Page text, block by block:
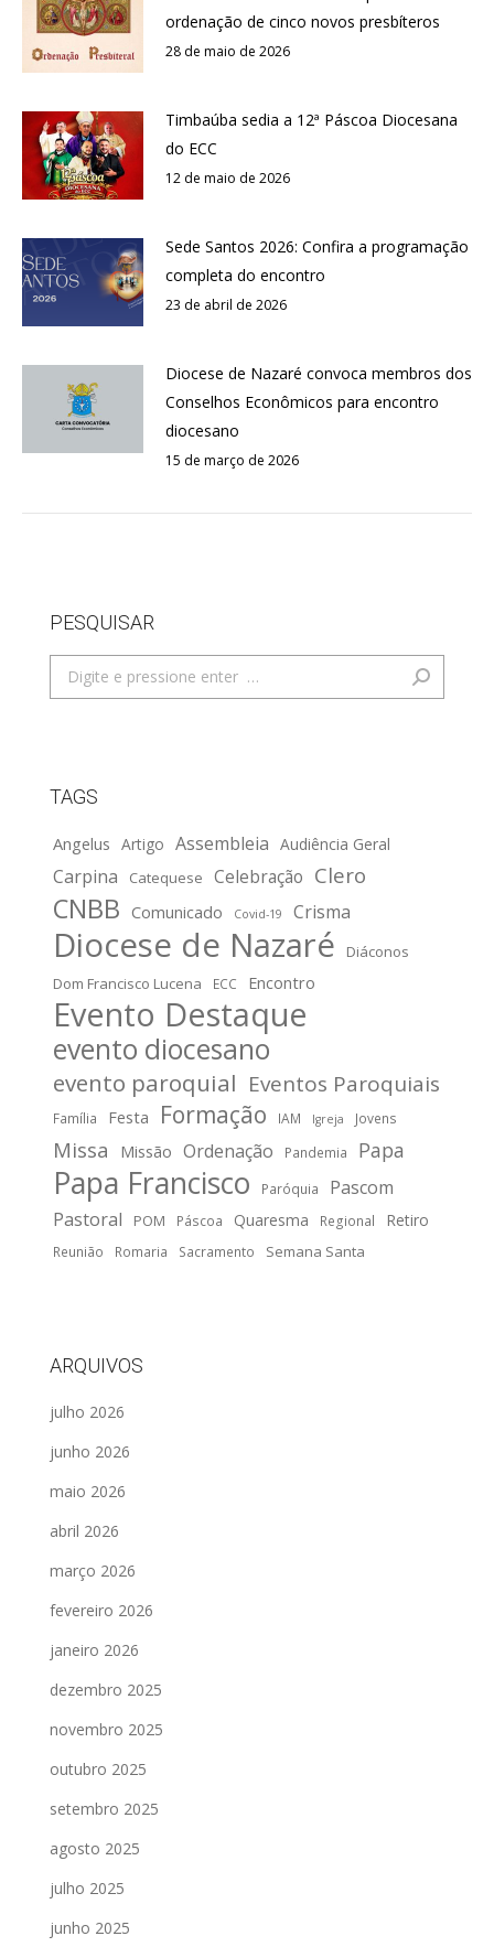
ordenação de cinco novos presbíteros
28 de maio de 2026
Timbaúba sedia a 12ª Páscoa Diocesana
do ECC
12 de maio de 2026
Sede Santos 2026: Confira a programação
completa do encontro
23 de abril de 2026
Diocese de Nazaré convoca membros dos
Conselhos Econômicos para encontro
diocesano
15 de março de 2026
PESQUISAR
Search:
TAGS
Angelus Artigo Assembleia Audiência Geral
Carpina Catequese Celebração Clero
CNBB Comunicado Covid-19 Crisma
Diocese de Nazaré
Diáconos
Dom Francisco Lucena
ECC Encontro
Evento Destaque
evento diocesano
evento paroquial Eventos Paroquiais
Família Festa Formação IAM Igreja Jovens
Missa Missão Ordenação Pandemia Papa
Papa Francisco Paróquia
Pascom
Pastoral
POM Páscoa Quaresma Regional Retiro
Reunião Romaria Sacramento Semana Santa
ARQUIVOS
julho 2026
junho 2026
maio 2026
abril 2026
março 2026
fevereiro 2026
janeiro 2026
dezembro 2025
novembro 2025
outubro 2025
setembro 2025
agosto 2025
julho 2025
junho 2025